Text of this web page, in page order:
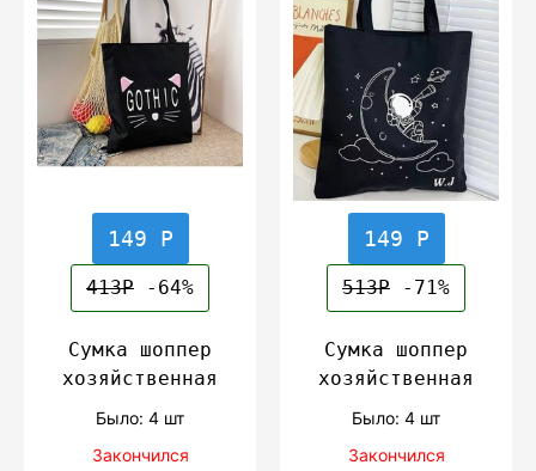
149 Р
413Р -64%
Сумка шоппер
хозяйственная
Было: 4 шт
Закончился
149 Р
513Р -71%
Сумка шоппер
хозяйственная
Было: 4 шт
Закончился